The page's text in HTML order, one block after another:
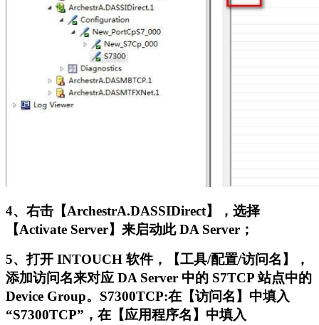
4、右击【ArchestrA.DASSIDirect】，选择
【Activate Server】来启动此 DA Server；
5、打开 INTOUCH 软件，【工具/配置/访问名】，
添加访问名来对应 DA Server 中的 S7TCP 站点中的
Device Group。S7300TCP:在【访问名】中填入
“S7300TCP”，在【应用程序名】中填入